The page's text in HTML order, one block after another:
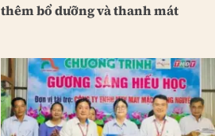
thêm bổ dưỡng và thanh mát